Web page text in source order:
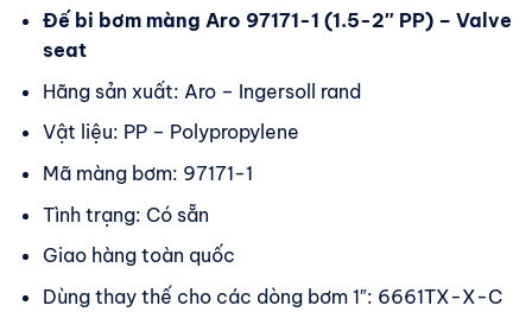
5.00trên 5
dựa trên
đánh giá
Đế bi bơm màng Aro 97171-1 (1.5-2″ PP) – Valve
seat
Hãng sản xuất: Aro – Ingersoll rand
Vật liệu: PP – Polypropylene
Mã màng bơm: 97171-1
Tình trạng: Có sẵn
Giao hàng toàn quốc
Dùng thay thế cho các dòng bơm 1″: 6661TX-X-C